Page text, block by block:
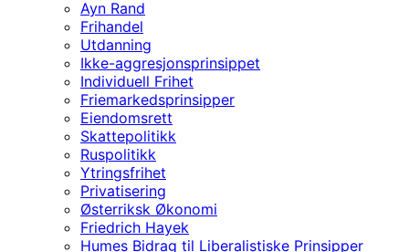
Ayn Rand
Frihandel
Utdanning
Ikke-aggresjonsprinsippet
Individuell Frihet
Friemarkedsprinsipper
Eiendomsrett
Skattepolitikk
Ruspolitikk
Ytringsfrihet
Privatisering
Østerriksk Økonomi
Friedrich Hayek
Humes Bidrag til Liberalistiske Prinsipper